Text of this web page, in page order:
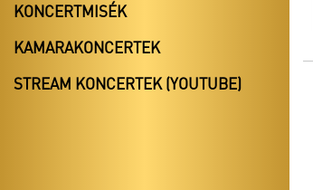
KONCERTMISÉK
KAMARAKONCERTEK
STREAM KONCERTEK (YOUTUBE)